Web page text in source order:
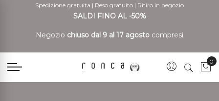
Spedizione gratuita | Reso gratuito | Ritiro in negozio
SALDI FINO AL -50%
Negozio chiuso dal 9 al 17 agosto compresi
0